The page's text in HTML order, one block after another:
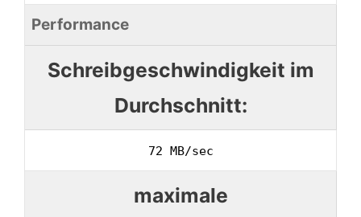
Performance
Schreibgeschwindigkeit im
Durchschnitt:
72 MB/sec
maximale